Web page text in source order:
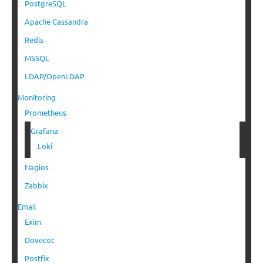
PostgreSQL
Apache Cassandra
Redis
MSSQL
LDAP/OpenLDAP
Monitoring
Prometheus
Grafana
Loki
Nagios
Zabbix
Email
Exim
Dovecot
Postfix